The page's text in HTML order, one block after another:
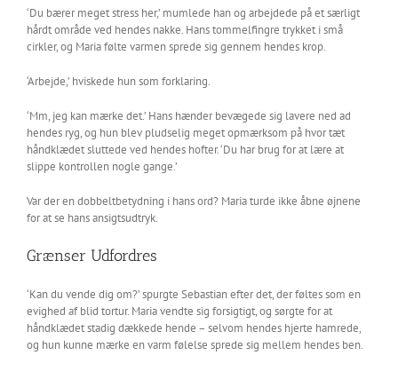
‘Du bærer meget stress her,’ mumlede han og arbejdede på et særligt
hårdt område ved hendes nakke. Hans tommelfingre trykket i små
cirkler, og Maria følte varmen sprede sig gennem hendes krop.
‘Arbejde,’ hviskede hun som forklaring.
‘Mm, jeg kan mærke det.’ Hans hænder bevægede sig lavere ned ad
hendes ryg, og hun blev pludselig meget opmærksom på hvor tæt
håndklædet sluttede ved hendes hofter. ‘Du har brug for at lære at
slippe kontrollen nogle gange.’
Var der en dobbeltbetydning i hans ord? Maria turde ikke åbne øjnene
for at se hans ansigtsudtryk.
Grænser Udfordres
‘Kan du vende dig om?’ spurgte Sebastian efter det, der føltes som en
evighed af blid tortur. Maria vendte sig forsigtigt, og sørgte for at
håndklædet stadig dækkede hende – selvom hendes hjerte hamrede,
og hun kunne mærke en varm følelse sprede sig mellem hendes ben.